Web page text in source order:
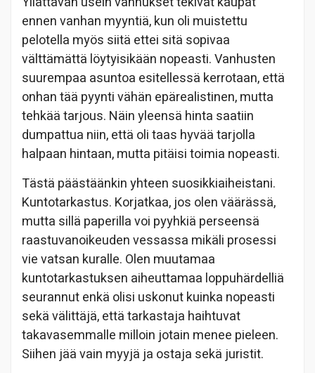
ennen vanhan myyntiä, kun oli muistettu
pelotella myös siitä ettei sitä sopivaa
välttämättä löytyisikään nopeasti. Vanhusten
suurempaa asuntoa esitellessä kerrotaan, että
onhan tää pyynti vähän epärealistinen, mutta
tehkää tarjous. Näin yleensä hinta saatiin
dumpattua niin, että oli taas hyvää tarjolla
halpaan hintaan, mutta pitäisi toimia nopeasti.
Tästä päästäänkin yhteen suosikkiaiheistani.
Kuntotarkastus. Korjatkaa, jos olen väärässä,
mutta sillä paperilla voi pyyhkiä perseensä
raastuvanoikeuden vessassa mikäli prosessi
vie vatsan kuralle. Olen muutamaa
kuntotarkastuksen aiheuttamaa loppuhärdelliä
seurannut enkä olisi uskonut kuinka nopeasti
sekä välittäjä, että tarkastaja haihtuvat
takavasemmalle milloin jotain menee pieleen.
Siihen jää vain myyjä ja ostaja sekä juristit.